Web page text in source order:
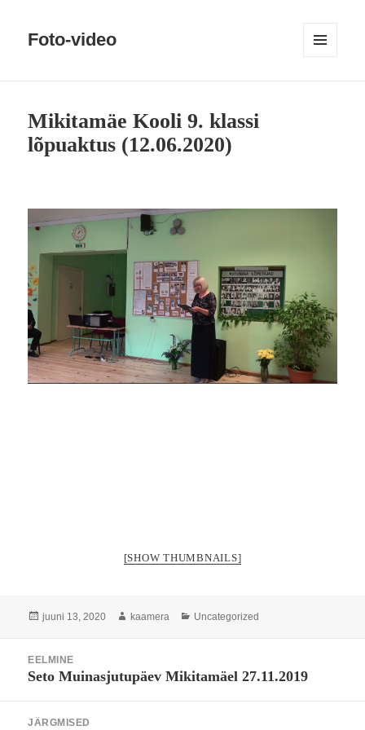
Foto-video
Mikitamäe Kooli 9. klassi
lõpuaktus (12.06.2020)
[SHOW THUMBNAILS]
Postitatud
juuni 13, 2020 Autor
kaamera Rubriigid
Uncategorized
EELMINE
Eelmine
Seto Muinasjutupäev Mikitamäel 27.11.2019
JÄRGMISED